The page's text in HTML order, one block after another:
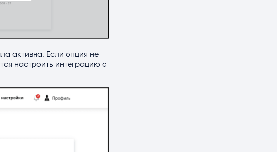
активна. Если опция не
настроить интеграцию с